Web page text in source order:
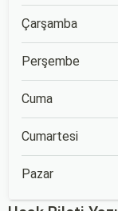
Çarşamba
Perşembe
Cuma
Cumartesi
Pazar